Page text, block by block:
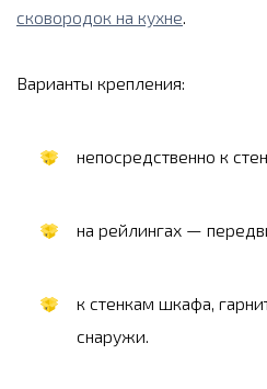
сковородок на кухне
Варианты крепления:
непосредственно к
на рейлингах —
к стенкам шкафа,
снаружи.